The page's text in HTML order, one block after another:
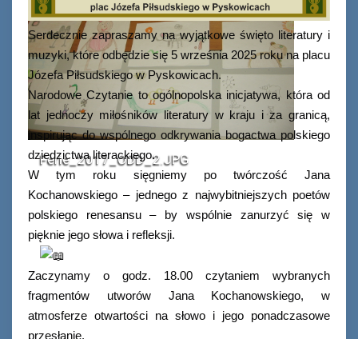
Ferie_2017_ODD_2.JPG
Serdecznie zapraszamy na wyjątkowe święto literatury i
muzyki, które odbędzie się 5 września 2025 roku na placu
Józefa Piłsudskiego w Pyskowicach.
Narodowe Czytanie to ogólnopolska inicjatywa, która od
lat jednoczy miłośników literatury w kraju i za granicą,
inspirując do wspólnego odkrywania bogactwa polskiego
dziedzictwa literackiego.
W tym roku sięgniemy po twórczość Jana
Kochanowskiego – jednego z najwybitniejszych poetów
polskiego renesansu – by wspólnie zanurzyć się w
pięknie jego słowa i refleksji.
Zaczynamy o godz. 18.00 czytaniem wybranych
fragmentów utworów Jana Kochanowskiego, w
atmosferze otwartości na słowo i jego ponadczasowe
przesłanie.